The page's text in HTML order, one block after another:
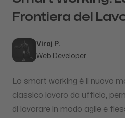
Our offices
Verona, Italia
viraj.perera@outlook.com
Collaborazione
Lavoriamo con clienti e partner in
Frontiera del
Published
AuthorViraj P.
Web Developer
Lo smart working è il nuovo
classico lavoro da ufficio,
di lavorare in modo agile e